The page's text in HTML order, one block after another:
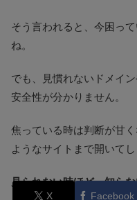
そう言われると、今困っ
ね。
でも、見慣れないドメイ
安全性が分かりません。
焦っている時は判断が甘
ようなサイトまで開いて
見られない時ほど、知ら
X Facebook